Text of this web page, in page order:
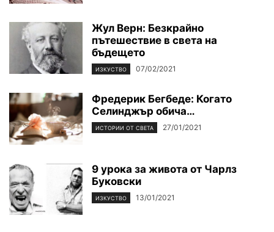
Жул Верн: Безкрайно
пътешествие в света на
бъдещето
ИЗКУСТВО 07/02/2021
Фредерик Бегбеде: Когато
Селинджър обича…
ИСТОРИИ ОТ СВЕТА 27/01/2021
9 урока за живота от Чарлз
Буковски
ИЗКУСТВО 13/01/2021